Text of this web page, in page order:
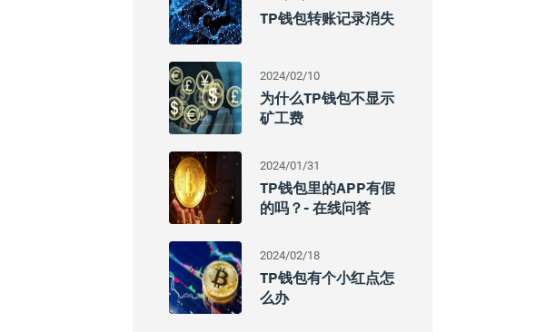
TP钱包转账记录消失
2024/02/10
为什么TP钱包不显示
矿工费
2024/01/31
TP钱包里的APP有假
的吗？- 在线问答
2024/02/18
TP钱包有个小红点怎
么办